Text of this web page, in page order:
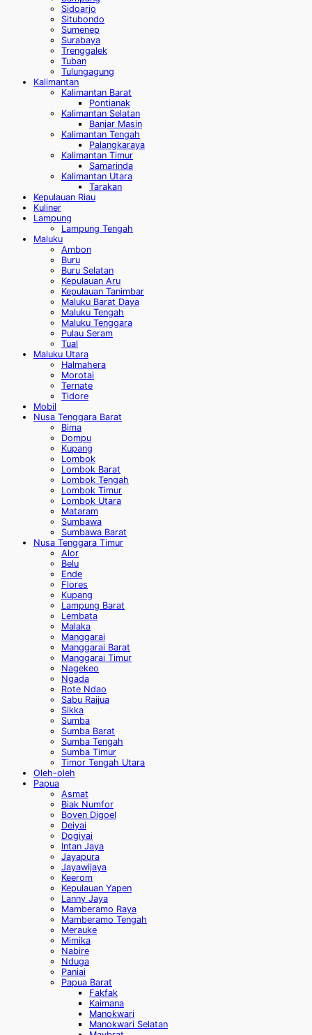
Sidoarjo
Situbondo
Sumenep
Surabaya
Trenggalek
Tuban
Tulungagung
Kalimantan
Kalimantan Barat
Pontianak
Kalimantan Selatan
Banjar Masin
Kalimantan Tengah
Palangkaraya
Kalimantan Timur
Samarinda
Kalimantan Utara
Tarakan
Kepulauan Riau
Kuliner
Lampung
Lampung Tengah
Maluku
Ambon
Buru
Buru Selatan
Kepulauan Aru
Kepulauan Tanimbar
Maluku Barat Daya
Maluku Tengah
Maluku Tenggara
Pulau Seram
Tual
Maluku Utara
Halmahera
Morotai
Ternate
Tidore
Mobil
Nusa Tenggara Barat
Bima
Dompu
Kupang
Lombok
Lombok Barat
Lombok Tengah
Lombok Timur
Lombok Utara
Mataram
Sumbawa
Sumbawa Barat
Nusa Tenggara Timur
Alor
Belu
Ende
Flores
Kupang
Lampung Barat
Lembata
Malaka
Manggarai
Manggarai Barat
Manggarai Timur
Nagekeo
Ngada
Rote Ndao
Sabu Raijua
Sikka
Sumba
Sumba Barat
Sumba Tengah
Sumba Timur
Timor Tengah Utara
Oleh-oleh
Papua
Asmat
Biak Numfor
Boven Digoel
Deiyai
Dogiyai
Intan Jaya
Jayapura
Jayawijaya
Keerom
Kepulauan Yapen
Lanny Jaya
Mamberamo Raya
Mamberamo Tengah
Merauke
Mimika
Nabire
Nduga
Paniai
Papua Barat
Fakfak
Kaimana
Manokwari
Manokwari Selatan